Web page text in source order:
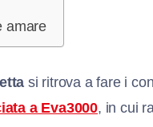
amare
si ritrova a fare i
a Eva3000, in cui